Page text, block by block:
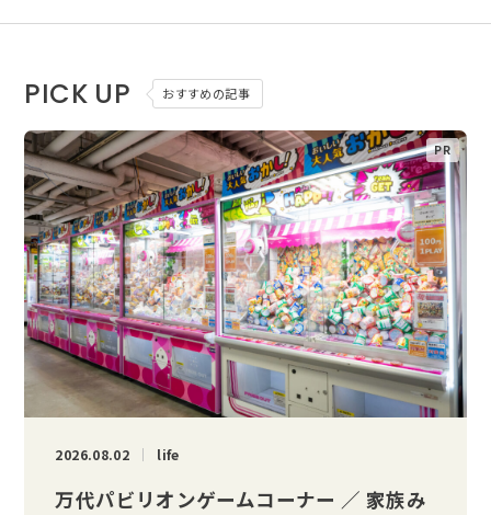
PICK UP おすすめの記事
2026.08.02 life
万代パビリオンゲームコーナー ／ 家族み